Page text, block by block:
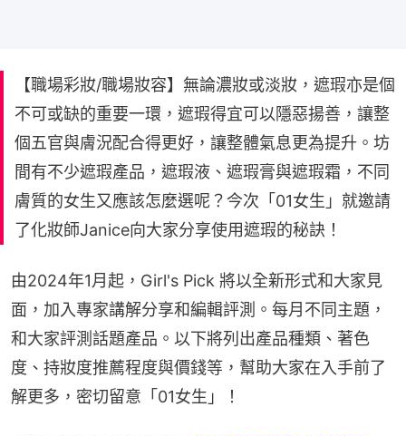
【職場彩妝/職場妝容】無論濃妝或淡妝，遮瑕亦是個
不可或缺的重要一環，遮瑕得宜可以隱惡揚善，讓整
個五官與膚況配合得更好，讓整體氣息更為提升。坊
間有不少遮瑕產品，遮瑕液、遮瑕膏與遮瑕霜，不同
膚質的女生又應該怎麼選呢？今次「01女生」就邀請
了化妝師Janice向大家分享使用遮瑕的秘訣！
由2024年1月起，Girl's Pick 將以全新形式和大家見
面，加入專家講解分享和編輯評測。每月不同主題，
和大家評測話題產品。以下將列出產品種類、著色
度、持妝度推薦程度與價錢等，幫助大家在入手前了
解更多，密切留意「01女生」！